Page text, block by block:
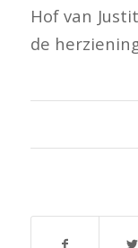
Hof van
de